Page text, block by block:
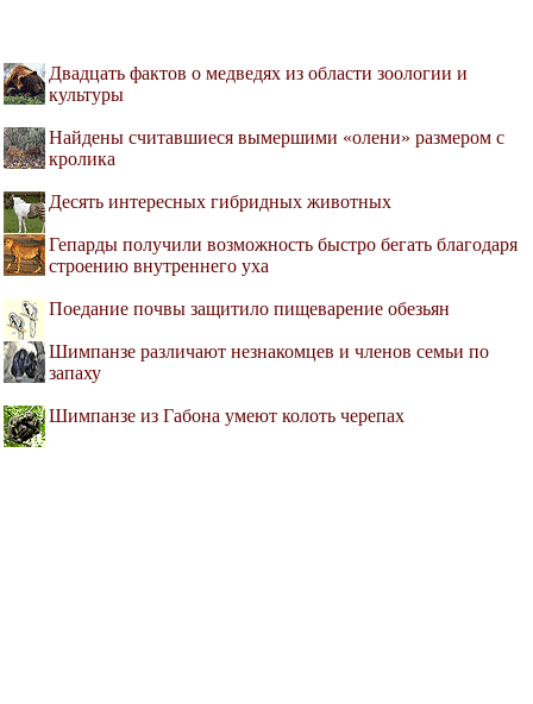
Двадцать фактов о медведях из области зоологии и
культуры
Найдены считавшиеся вымершими «олени» размером с
кролика
Десять интересных гибридных животных
Гепарды получили возможность быстро бегать благодаря
строению внутреннего уха
Поедание почвы защитило пищеварение обезьян
Шимпанзе различают незнакомцев и членов семьи по
запаху
Шимпанзе из Габона умеют колоть черепах